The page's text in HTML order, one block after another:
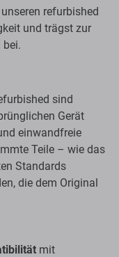
refurbished
und trägst zur
bei.
sind
Gerät
einwandfreie
Teile – wie das
Standards
die dem Original
mit